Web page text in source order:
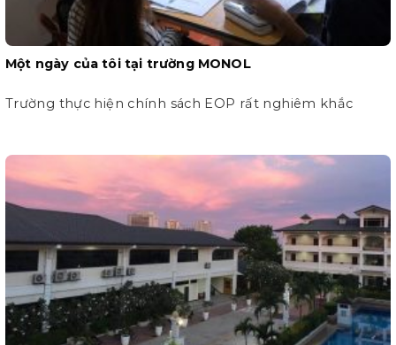
Một ngày của tôi tại trường MONOL
Trường thực hiện chính sách EOP rất nghiêm khắc